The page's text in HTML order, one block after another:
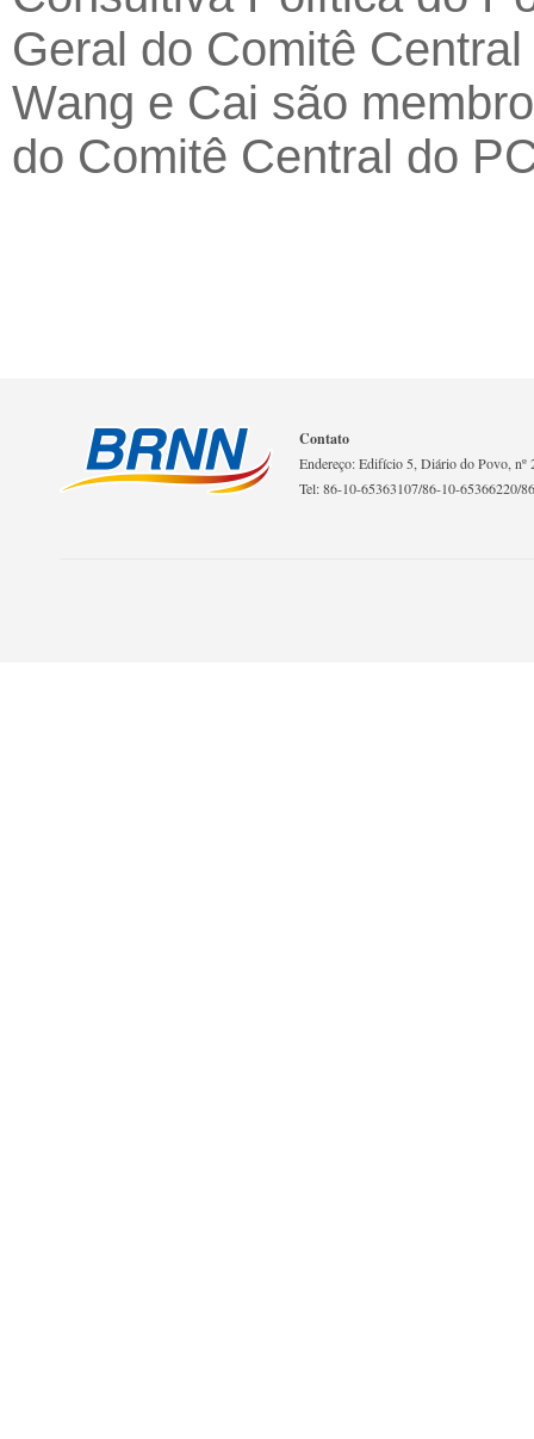
Geral do Comitê
Wang e Cai são
do Comitê Central do
Contato
Endereço: Edifício 5, Diário do Povo,
Tel: 86-10-65363107/86-10-65366220/